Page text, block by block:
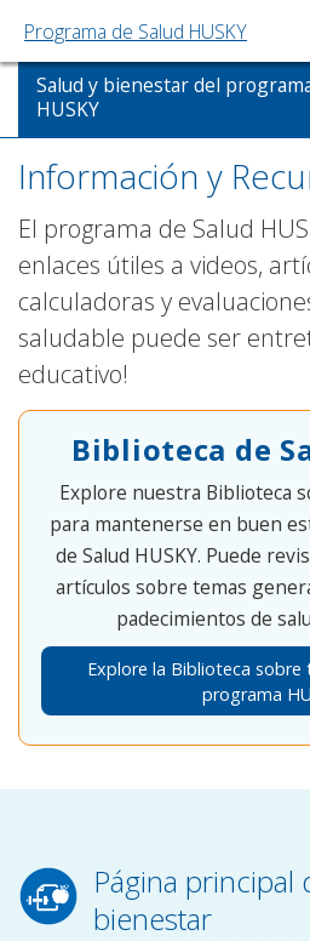
Programa de Salud HUSKY
Salud y bienestar del
HUSKY
Información y
El programa de Salud
enlaces útiles a videos,
calculadoras y
saludable puede ser
educativo!
Biblioteca de
Explore nuestra Biblioteca
para mantenerse en buen
de Salud HUSKY. Puede
artículos sobre temas
padecimientos de
Explore la Biblioteca sobre
programa
Página principal
bienestar